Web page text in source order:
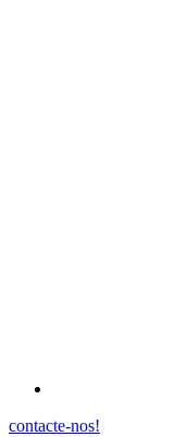
contacte-nos!